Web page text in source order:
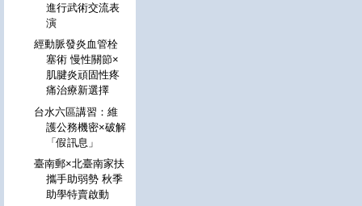
進行武術交流表
演
經動脈發炎血管栓
塞術 慢性關節×
肌腱炎頑固性疼
痛治療新選擇
台水六區講習：維
護公務機密×破解
「假訊息」
臺南郵×北臺南家扶
攜手助弱勢 秋季
助學特賣啟動